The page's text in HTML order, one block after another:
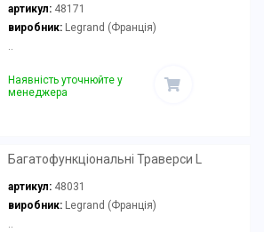
артикул: 48171
виробник:Legrand (Франція)
..
Наявність уточнюйте у
менеджера
Багатофункціональні Траверси L
артикул: 48031
виробник:Legrand (Франція)
..